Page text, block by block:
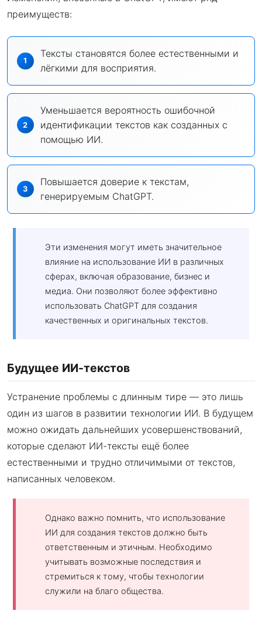
преимуществ:
Тексты становятся более естественными и
лёгкими для восприятия.
Уменьшается вероятность ошибочной
идентификации текстов как созданных с
помощью ИИ.
Повышается доверие к текстам,
генерируемым ChatGPT.
Эти изменения могут иметь значительное
влияние на использование ИИ в различных
сферах, включая образование, бизнес и
медиа. Они позволяют более эффективно
использовать ChatGPT для создания
качественных и оригинальных текстов.
Будущее ИИ-текстов
Устранение проблемы с длинным тире — это лишь
один из шагов в развитии технологии ИИ. В будущем
можно ожидать дальнейших усовершенствований,
которые сделают ИИ-тексты ещё более
естественными и трудно отличимыми от текстов,
написанных человеком.
Однако важно помнить, что использование
ИИ для создания текстов должно быть
ответственным и этичным. Необходимо
учитывать возможные последствия и
стремиться к тому, чтобы технологии
служили на благо общества.